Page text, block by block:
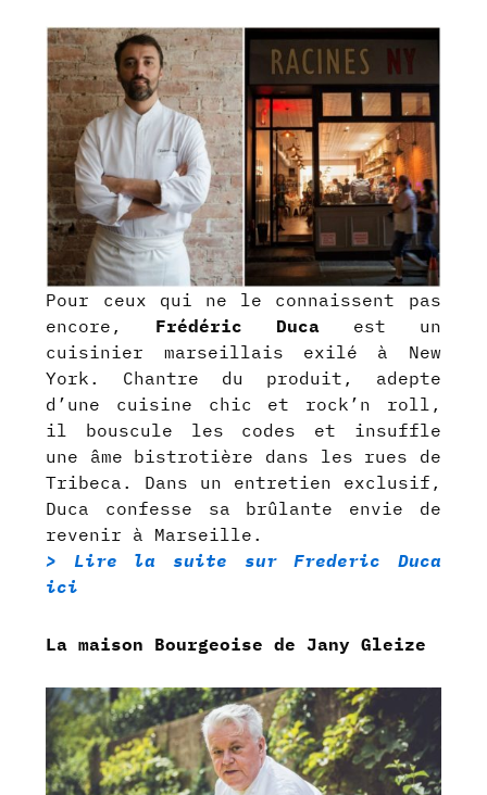
Pour ceux qui ne le connaissent pas
encore, Frédéric Duca est un
cuisinier marseillais exilé à New
York. Chantre du produit, adepte
d’une cuisine chic et rock’n roll,
il bouscule les codes et insuffle
une âme bistrotière dans les rues de
Tribeca. Dans un entretien exclusif,
Duca confesse sa brûlante envie de
revenir à Marseille.
> Lire la suite sur Frederic Duca
ici
La maison Bourgeoise de Jany Gleize